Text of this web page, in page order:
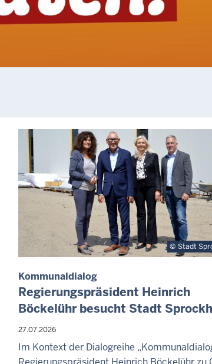
Stadt
Kommunaldialog
Regierungspräsident Heinrich
Böckelühr besucht Stadt
27.07.2026
Im Kontext der Dialogreihe